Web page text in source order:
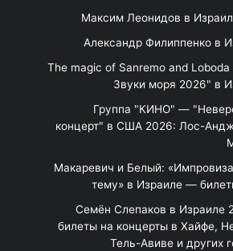
Максим Леонидов в
Александр Филиппенко в
"The magic of Sanremo and
Звуки моря 2026" в
Группа "КИНО" —
концерт" в США 2026: Лос-
Макаревич и Белый:
тему» в Израиле —
Семён Слепаков в Израиле
билеты на концерты в Хайфе,
Тель-Авиве и других